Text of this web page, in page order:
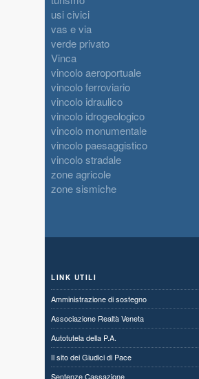
usi civici
vas e via
verde privato
Vinca
vincolo aeroportuale
vincolo ferroviario
vincolo idraulico
vincolo idrogeologico
vincolo monumentale
vincolo paesaggistico
vincolo stradale
zone agricole
zone sismiche
LINK UTILI
Amministrazione di sostegno
Associazione Realtà Veneta
Autotutela della P.A.
Il sito dei Giudici di Pace
Sentenze Cassazione